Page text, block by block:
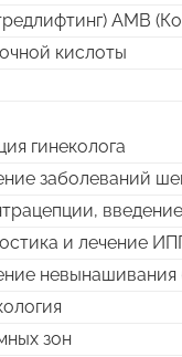
АМВ
кислоты
гинеколога
заболеваний
и лечение
зон